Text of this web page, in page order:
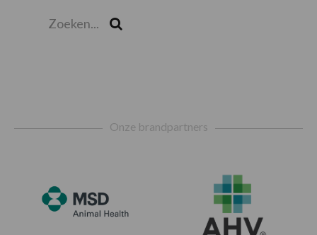
Onze brandpartners